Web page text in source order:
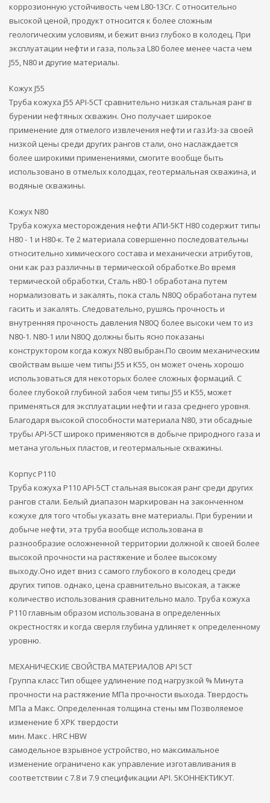
коррозионную устойчивость чем L80-13Cr. С относительно
высокой ценой, продукт относится к более сложным
геологическим условиям, и бежит вниз глубоко в колодец. При
эксплуатации нефти и газа, польза L80 более менее часта чем
J55, N80 и другие материалы.
Кожух J55
Труба кожуха J55 API-5CT сравнительно низкая стальная ранг в
бурении нефтяных скважин. Оно получает широкое
применение для отмелого извлечения нефти и газ.Из-за своей
низкой цены среди других рангов стали, оно наслаждается
более широкими применениями, смогите вообще быть
использовано в отмелых колодцах, геотермальная скважина, и
водяные скважины.
Кожух N80
Труба кожуха месторождения нефти АПИ-5КТ Н80 содержит типы
Н80 - 1 и Н80-к. Те 2 материала совершенно последовательны
относительно химического состава и механически атрибутов,
они как раз различны в термической обработке.Во время
термической обработки, Сталь н80-1 обработана путем
нормализовать и закалять, пока сталь N80Q обработана путем
гасить и закалять. Следовательно, рушясь прочность и
внутренняя прочность давления N80Q более высоки чем то из
N80-1. N80-1 или N80Q должны быть ясно показаны
конструктором когда кожух N80 выбран.По своим механическим
свойствам выше чем типы J55 и K55, он может очень хорошо
использоваться для некоторых более сложных формаций. С
более глубокой глубиной забоя чем типы J55 и K55, может
применяться для эксплуатации нефти и газа среднего уровня.
Благодаря высокой способности материала N80, эти обсадные
трубы API-5CT широко применяются в добыче природного газа и
метана угольных пластов, и геотермальные скважины.
Корпус P110
Труба кожуха P110 API-5CT стальная высокая ранг среди других
рангов стали. Белый диапазон маркирован на законченном
кожухе для того чтобы указать вне материалы. При бурении и
добыче нефти, эта труба вообще использована в
разнообразие осложненной территории должной к своей более
высокой прочности на растяжение и более высокому
выходу.Оно идет вниз с самого глубокого в колодец среди
других типов. однако, цена сравнительно высокая, а также
количество использования сравнительно мало. Труба кожуха
P110 главным образом использована в определенных
окрестностях и когда сверля глубина удлиняет к определенному
уровню.
МЕХАНИЧЕСКИЕ СВОЙСТВА МАТЕРИАЛОВ API 5CT
Группа класс Тип общее удлинение под нагрузкой % Минута
прочности на растяжение МПа прочности выхода. Твердость
МПа а Макс. Определенная толщина стены мм Позволяемое
изменение б ХРК твердости
мин. Макс . HRC HBW
самодельное взрывное устройство, но максимальное
изменение ограничено как управление изготавливания в
соответствии с 7.8 и 7.9 спецификации API. 5КОННЕКТИКУТ.